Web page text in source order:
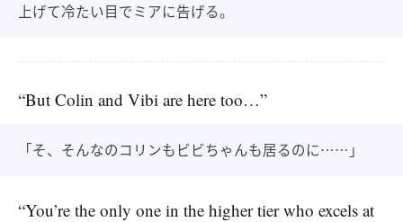
上げて冷たい目でミアに告げる。
“But Colin and Vibi are here too…”
「そ、そんなのコリンもビビちゃんも居るのに……」
“You’re the only one in the higher tier who excels at